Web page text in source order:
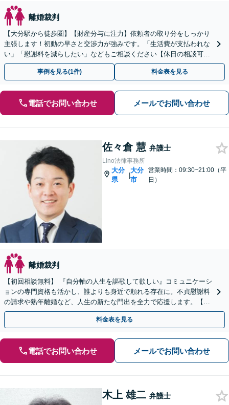
離婚裁判
【大分駅から徒歩圏】【財産分与に注力】依頼者の取り分をしっかり
主張します！初動の早さと交渉力が強みです。「生活費が支払われな
い」「慰謝料を減らしたい」などもご相談ください【休日の相談可
能】
事例を見る(1件) 料金表を見る
電話でお問い合わせ メールでお問い合わせ
佐々倉 慧 弁護士
Lino法律事務所
大分
県
|
大分
市
営業時間：09:30~21:00（平
日）
離婚裁判
【初回相談無料】 『自分軸の人生を謳歌して欲しい』コミュニケーシ
ョンの専門資格も活かし、誰よりも身近で頼れる存在に。不貞慰謝料
の請求や熟年離婚など、人生の新たな門出を全力で応援します。【オ
ンライン面談OK】
料金表を見る
電話でお問い合わせ メールでお問い合わせ
木上 雄二 弁護士